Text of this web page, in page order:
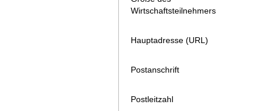
Wirtschaftsteilnehmers
Hauptadresse (URL)
Postanschrift
Postleitzahl